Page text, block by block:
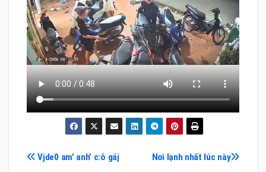
Điều
Nơi lạnh nhất lúc này
Vjde0 am’ anh’ c:ô gáj